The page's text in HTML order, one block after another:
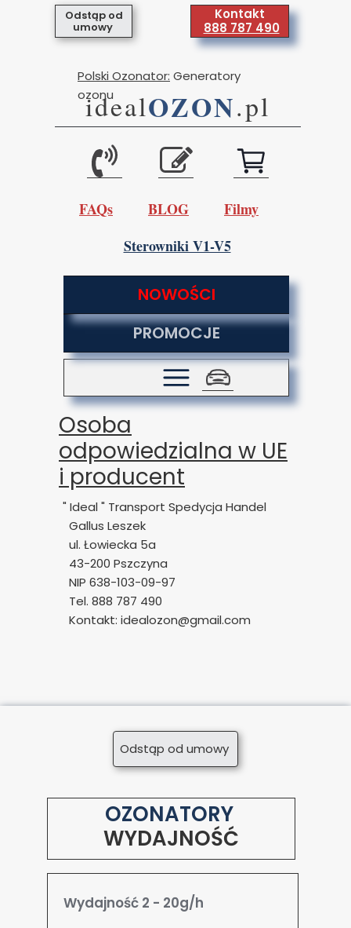
Osoba
odpowiedzialna w UE
i producent
" Ideal " Transport Spedycja Handel
Gallus Leszek
ul. Łowiecka 5a
43-200 Pszczyna
NIP 638-103-09-97
Tel. 888 787 490
Kontakt: idealozon@gmail.com
Odstąp od
umowy
NOWOŚCI
PROMOCJE
Kontakt
888 787 490
FAQs BLOG Filmy
idealOZON.pl
Polski Ozonator: Generatory
ozonu
Sterowniki V1-V5
Odstąp od umowy
OZONATORY
WYDAJNOŚĆ
Wydajność 2 - 20g/h